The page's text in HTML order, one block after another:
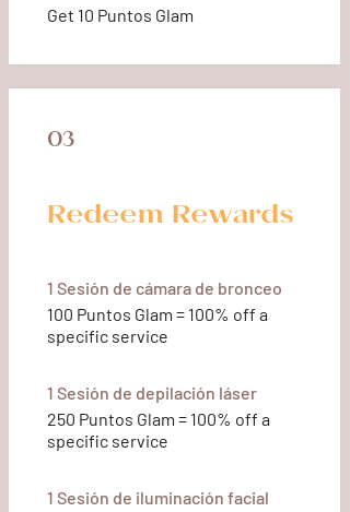
Get 10 Puntos Glam
03
Redeem Rewards
1 Sesión de cámara de bronceo
100 Puntos Glam = 100% off a
specific service
1 Sesión de depilación láser
250 Puntos Glam = 100% off a
specific service
1 Sesión de iluminación facial